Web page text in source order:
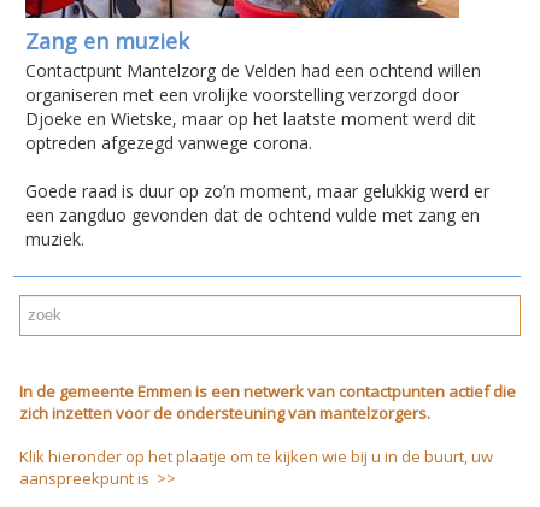
Zang en muziek
Contactpunt Mantelzorg de Velden had een ochtend willen
organiseren met een vrolijke voorstelling verzorgd door
Djoeke en Wietske, maar op het laatste moment werd dit
optreden afgezegd vanwege corona.
Goede raad is duur op zo’n moment, maar gelukkig werd er
een zangduo gevonden dat de ochtend vulde met zang en
muziek.
In de gemeente Emmen is een netwerk van contactpunten actief die
zich inzetten voor de ondersteuning van mantelzorgers.
Klik hieronder op het plaatje om te kijken wie bij u in de buurt, uw
aanspreekpunt is >>